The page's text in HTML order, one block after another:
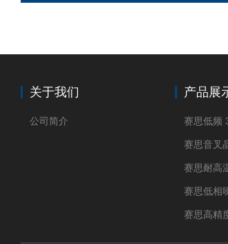
关于我们
公司简介
产品展
赛思音叉
赛思耐高
赛思低相
赛思高精